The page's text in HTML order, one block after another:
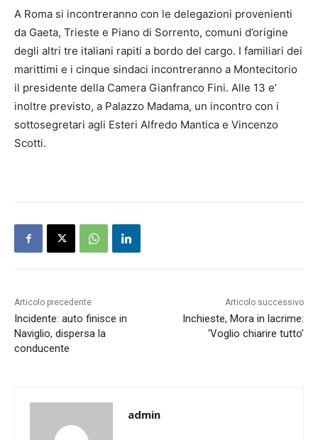
A Roma si incontreranno con le delegazioni provenienti
da Gaeta, Trieste e Piano di Sorrento, comuni d’origine
degli altri tre italiani rapiti a bordo del cargo. I familiari dei
marittimi e i cinque sindaci incontreranno a Montecitorio
il presidente della Camera Gianfranco Fini. Alle 13 e’
inoltre previsto, a Palazzo Madama, un incontro con i
sottosegretari agli Esteri Alfredo Mantica e Vincenzo
Scotti.
Articolo precedente
Incidente: auto finisce in
Naviglio, dispersa la
conducente
Articolo successivo
Inchieste, Mora in lacrime:
‘Voglio chiarire tutto’
admin